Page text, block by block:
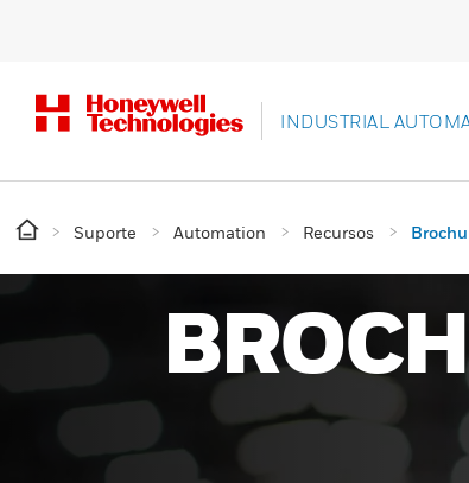
INDUSTRIAL
Suporte Automation Recursos